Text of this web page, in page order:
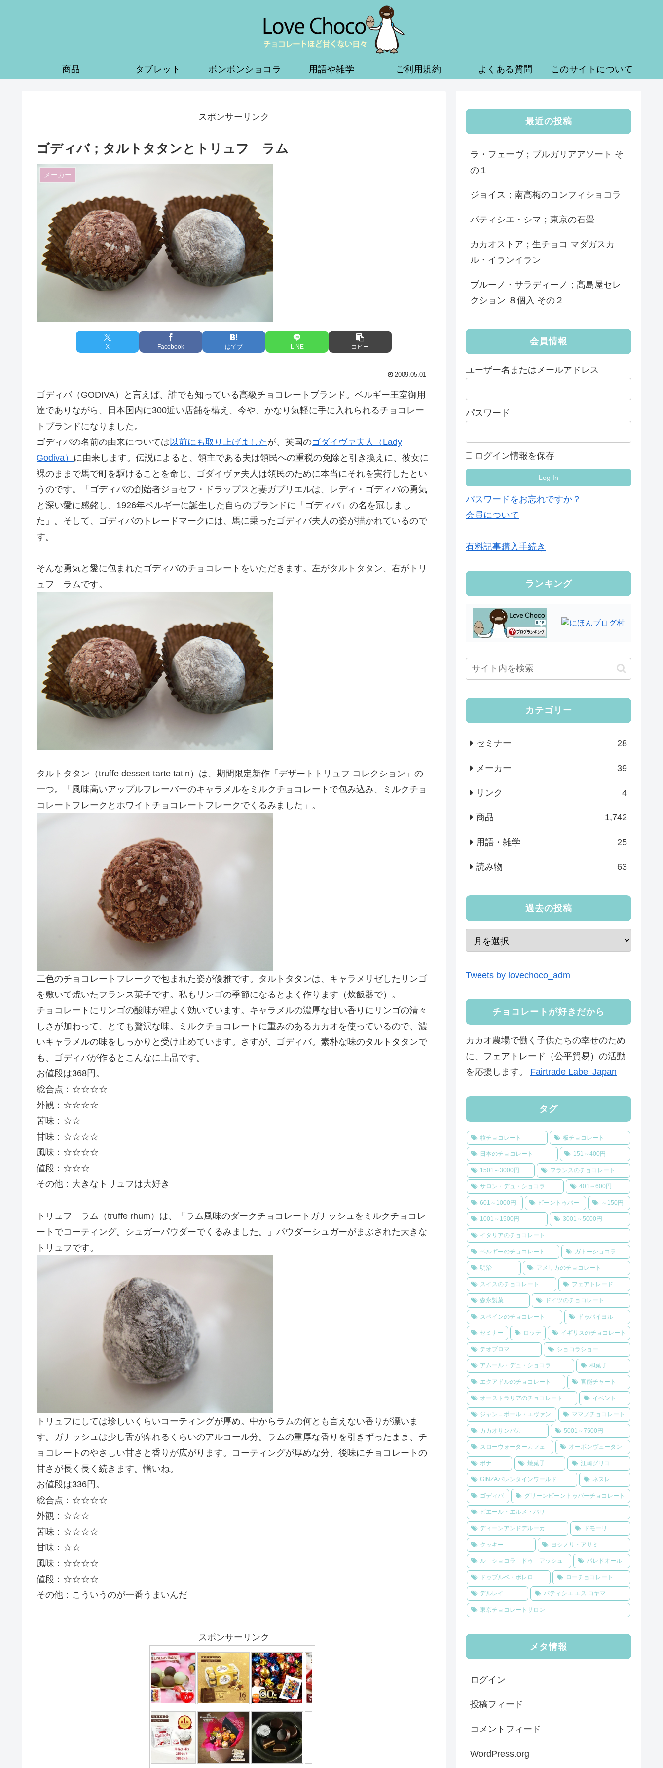
商品 タブレット ボンボンショコラ 用語や雑学 ご利用規約 よくある質問 このサイトについて
スポンサーリンク
ゴディバ；タルトタタンとトリュフ ラム
メーカー
X Facebook はてブ LINE コピー
2009.05.01
ゴディバ（GODIVA）と言えば、誰でも知っている高級チョコレートブランド。ベルギー王室御用
達でありながら、日本国内に300近い店舗を構え、今や、かなり気軽に手に入れられるチョコレー
トブランドになりました。
ゴディバの名前の由来については 以前にも取り上げましたが、英国のゴダイヴァ夫人（Lady
Godiva） に由来します。伝説によると、領主である夫は領民への重税の免除と引き換えに、彼女に
裸のままで馬で町を駆けることを命じ、ゴダイヴァ夫人は領民のために本当にそれを実行したとい
うのです。「ゴディバの創始者ジョセフ・ドラップスと妻ガブリエルは、レディ・ゴディバの勇気
と深い愛に感銘し、1926年ベルギーに誕生した自らのブランドに「ゴディバ」の名を冠しまし
た」。そして、ゴディバのトレードマークには、馬に乗ったゴディバ夫人の姿が描かれているので
す。
そんな勇気と愛に包まれたゴディバのチョコレートをいただきます。左がタルトタタン、右がトリ
ュフ ラムです。
タルトタタン（truffe dessert tarte tatin）は、期間限定新作「デザートトリュフ コレクション」の
一つ。「風味高いアップルフレーバーのキャラメルをミルクチョコレートで包み込み、ミルクチョ
コレートフレークとホワイトチョコレートフレークでくるみました」。
二色のチョコレートフレークで包まれた姿が優雅です。タルトタタンは、キャラメリゼしたリンゴ
を敷いて焼いたフランス菓子です。私もリンゴの季節になるとよく作ります（炊飯器で）。
チョコレートにリンゴの酸味が程よく効いています。キャラメルの濃厚な甘い香りにリンゴの清々
しさが加わって、とても贅沢な味。ミルクチョコレートに重みのあるカカオを使っているので、濃
いキャラメルの味をしっかりと受け止めています。さすが、ゴディバ。素朴な味のタルトタタンで
も、ゴディバが作るとこんなに上品です。
お値段は368円。
総合点：☆☆☆☆
外観：☆☆☆☆
苦味：☆☆
甘味：☆☆☆☆
風味：☆☆☆☆
値段：☆☆☆
その他：大きなトリュフは大好き
トリュフ ラム（truffe rhum）は、「ラム風味のダークチョコレートガナッシュをミルクチョコレ
ートでコーティング。シュガーパウダーでくるみました。」パウダーシュガーがまぶされた大きな
トリュフです。
トリュフにしては珍しいくらいコーティングが厚め。中からラムの何とも言えない香りが漂いま
す。ガナッシュは少し舌が痺れるくらいのアルコール分。ラムの重厚な香りを引きずったまま、チ
ョコレートのやさしい甘さと香りが広がります。コーティングが厚めな分、後味にチョコレートの
甘さが長く長く続きます。憎いね。
お値段は336円。
総合点：☆☆☆☆
外観：☆☆☆
苦味：☆☆☆☆
甘味：☆☆
風味：☆☆☆☆
値段：☆☆☆☆
その他：こういうのが一番うまいんだ
スポンサーリンク
最近の投稿
ラ・フェーヴ；ブルガリアアソート そ
の１
ジョイス；南高梅のコンフィショコラ
パティシエ・シマ；東京の石畳
カカオストア；生チョコ マダガスカ
ル・イランイラン
ブルーノ・サラディーノ；髙島屋セレ
クション ８個入 その２
会員情報
ユーザー名またはメールアドレス
パスワード
ログイン情報を保存
パスワードをお忘れですか？
会員について
有料記事購入手続き
ランキング
カテゴリー
セミナー 28
メーカー 39
リンク 4
商品 1,742
用語・雑学 25
読み物 63
過去の投稿
Tweets by lovechoco_adm
チョコレートが好きだから
カカオ農場で働く子供たちの幸せのため
に、フェアトレード（公平貿易）の活動
を応援します。 Fairtrade Label Japan
タグ
粒チョコレート 板チョコレート
日本のチョコレート 151～400円
1501～3000円 フランスのチョコレート
サロン・デュ・ショコラ 401～600円
601～1000円 ビーントゥバー ～150円
1001～1500円 3001～5000円
イタリアのチョコレート
ベルギーのチョコレート ガトーショコラ
明治 アメリカのチョコレート
スイスのチョコレート フェアトレード
森永製菓 ドイツのチョコレート
スペインのチョコレート ドゥバイヨル
セミナー ロッテ イギリスのチョコレート
テオブロマ ショコラショー
アムール・デュ・ショコラ 和菓子
エクアドルのチョコレート 官能チャート
オーストラリアのチョコレート イベント
ジャン＝ポール・エヴァン ママノチョコレート
カカオサンパカ 5001～7500円
スローウォーターカフェ オーボンヴュータン
ボナ 焼菓子 江崎グリコ
GINZAバレンタインワールド ネスレ
ゴディバ グリーンビーントゥバーチョコレート
ピエール・エルメ・パリ
ディーンアンドデルーカ ドモーリ
クッキー ヨシノリ・アサミ
ル ショコラ ドゥ アッシュ パレドオール
ドゥブルベ・ボレロ ローチョコレート
デルレイ パティシエ エス コヤマ
東京チョコレートサロン
メタ情報
ログイン
投稿フィード
コメントフィード
WordPress.org